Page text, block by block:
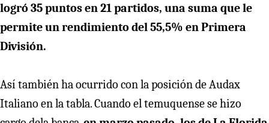
logró 35 puntos en 21 partidos, una suma que le
permite un rendimiento del 55,5% en Primera
División.
Así también ha ocurrido con la posición de Audax
Italiano en la tabla. Cuando el temuquense se hizo